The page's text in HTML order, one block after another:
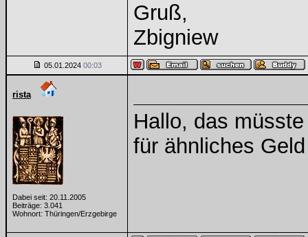
Gruß,
Zbigniew
05.01.2024 00:03
rista
Dabei seit: 20.11.2005
Beiträge: 3.041
Wohnort: Thüringen/Erzgebirge
Hallo, das
für ähnliches